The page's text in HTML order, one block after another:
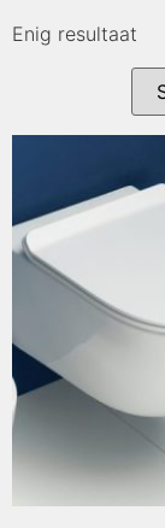
Enig resultaat